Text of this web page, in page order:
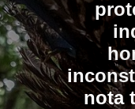
nota